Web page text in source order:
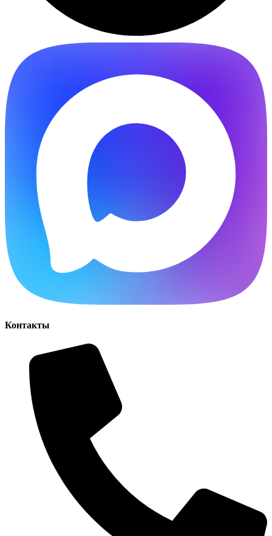
Контакты